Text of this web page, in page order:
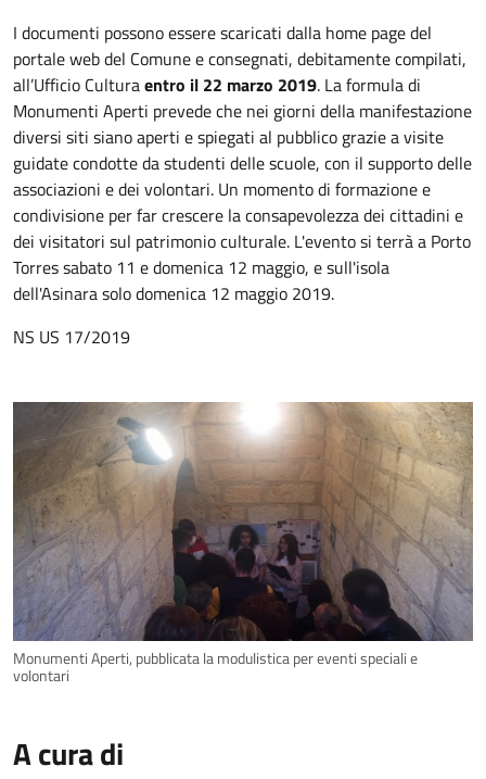
I documenti possono essere scaricati dalla home page del
portale web del Comune e consegnati, debitamente compilati,
all’Ufficio Culturaentro il 22 marzo 2019. La formula di
Monumenti Aperti prevede che nei giorni della manifestazione
diversi siti siano aperti e spiegati al pubblico grazie a visite
guidate condotte da studenti delle scuole, con il supporto delle
associazioni e dei volontari. Un momento di formazione e
condivisione per far crescere la consapevolezza dei cittadini e
dei visitatori sul patrimonio culturale. L'evento si terrà a Porto
Torres sabato 11 e domenica 12 maggio, e sull'isola
dell'Asinara solo domenica 12 maggio 2019.
NS US 17/2019
Monumenti Aperti, pubblicata la modulistica per eventi speciali e
volontari
A cura di